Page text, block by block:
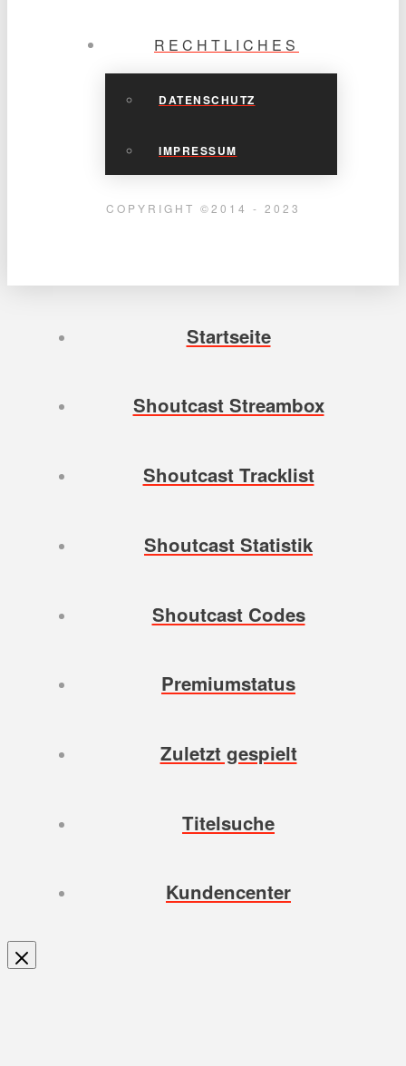
RECHTLICHES
DATENSCHUTZ
IMPRESSUM
COPYRIGHT ©2014 - 2023
Startseite
Shoutcast Streambox
Shoutcast Tracklist
Shoutcast Statistik
Shoutcast Codes
Premiumstatus
Zuletzt gespielt
Titelsuche
Kundencenter